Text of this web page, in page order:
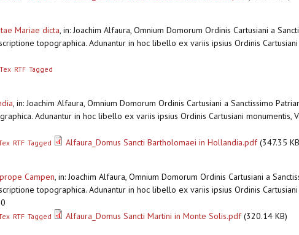
Mariae dicta, in: Joachim Alfaura, Omnium Domorum Ordinis Cartusiani a
topographica. Adunantur in hoc libello ex variis ipsius Ordinis
RTF Tagged
, in: Joachim Alfaura, Omnium Domorum Ordinis Cartusiani a Sanctissimo
Adunantur in hoc libello ex variis ipsius Ordinis Cartusiani monumentis,
RTF Tagged Alfaura_Domus Sancti Bartholomaei in Hollandia.pdf(347.35
Campen, in: Joachim Alfaura, Omnium Domorum Ordinis Cartusiani a
topographica. Adunantur in hoc libello ex variis ipsius Ordinis
RTF Tagged Alfaura_Domus Sancti Martini in Monte Solis.pdf(320.14 KB)